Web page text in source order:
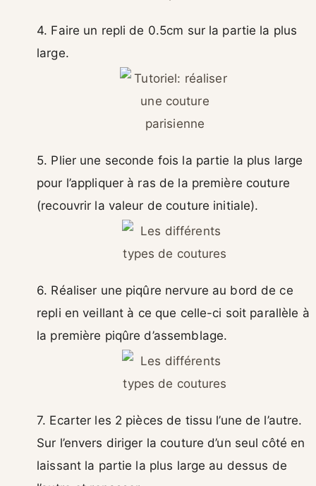
4. Faire un repli de 0.5cm sur la partie la plus
large.
5. Plier une seconde fois la partie la plus large
pour l’appliquer à ras de la première couture
(recouvrir la valeur de couture initiale).
6. Réaliser une piqûre nervure au bord de ce
repli en veillant à ce que celle-ci soit parallèle à
la première piqûre d’assemblage.
7. Ecarter les 2 pièces de tissu l’une de l’autre.
Sur l’envers diriger la couture d’un seul côté en
laissant la partie la plus large au dessus de